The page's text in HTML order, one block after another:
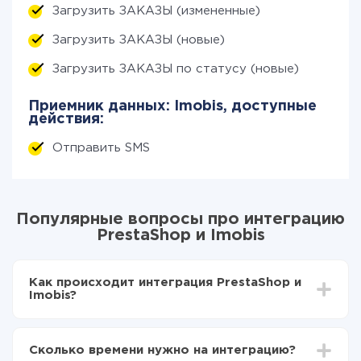
Загрузить ЗАКАЗЫ (измененные)
Загрузить ЗАКАЗЫ (новые)
Загрузить ЗАКАЗЫ по статусу (новые)
Приемник данных: Imobis, доступные
действия:
Отправить SMS
Популярные вопросы про интеграцию
PrestaShop и Imobis
Как происходит интеграция PrestaShop и
Imobis?
Выбираете какие данные передавать из
Сколько времени нужно на интеграцию?